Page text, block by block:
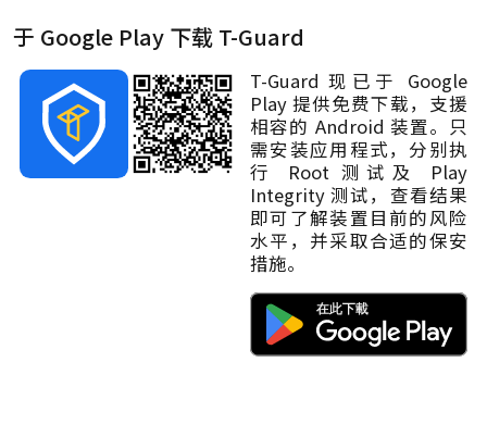
于 Google Play 下载 T-Guard
T-Guard 现已于 Google
Play 提供免费下载，支援
相容的 Android 装置。只
需安装应用程式，分别执
行 Root 测试及 Play
Integrity 测试，查看结果
即可了解装置目前的风险
水平，并采取合适的保安
措施。